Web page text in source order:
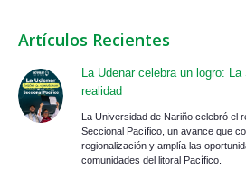
Artículos Recientes
La Udenar celebra un logro:
realidad
La Universidad de Nariño celebró el
Seccional Pacífico, un avance que
regionalización y amplía las
comunidades del litoral Pacífico.